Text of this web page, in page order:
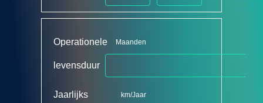
Operationele
levensduur
Jaarlijks
Maanden
km/Jaar